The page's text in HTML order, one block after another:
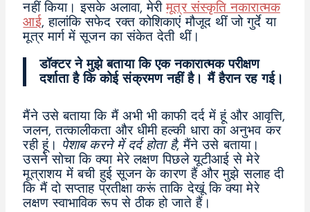
नहीं किया। इसके अलावा, मेरीमूत्र संस्कृति नकारात्मक
आई, हालांकि सफेद रक्त कोशिकाएं मौजूद थीं जो गुर्दे या
मूत्र मार्ग में सूजन का संकेत देती थीं।
डॉक्टर ने मुझे बताया कि एक नकारात्मक परीक्षण
दर्शाता है कि कोई संक्रमण नहीं है। मैं हैरान रह गई।
मैंने उसे बताया कि मैं अभी भी काफी दर्द में हूं और आवृत्ति,
जलन, तत्कालीकता और धीमी हल्की धारा का अनुभव कर
रही हूं।
पेशाब करने में दर्द होता है, मैंने उसे बताया।
उसने सोचा कि क्या मेरे लक्षण पिछले यूटीआई से मेरे
मूत्राशय में बची हुई सूजन के कारण हैं और मुझे सलाह दी
कि मैं दो सप्ताह प्रतीक्षा करूं ताकि देखूं कि क्या मेरे
लक्षण स्वाभाविक रूप से ठीक हो जाते हैं।